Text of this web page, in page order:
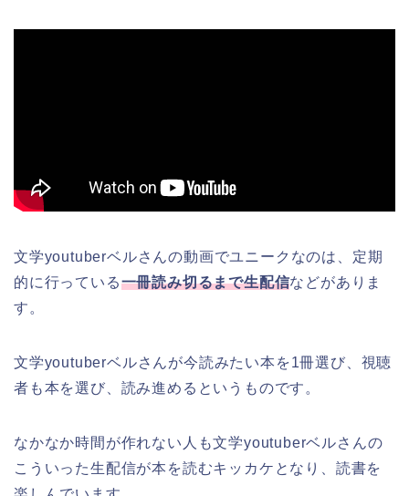
文学youtuberベルさんの動画でユニークなのは、定期
的に行っている一冊読み切るまで生配信などがありま
す。
文学youtuberベルさんが今読みたい本を1冊選び、視聴
者も本を選び、読み進めるというものです。
なかなか時間が作れない人も文学youtuberベルさんの
こういった生配信が本を読むキッカケとなり、読書を